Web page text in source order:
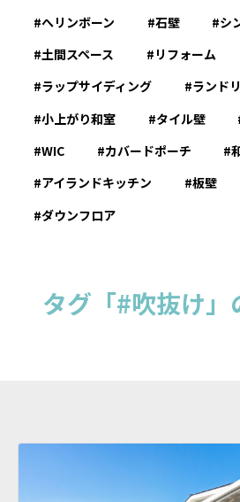
へリンボーン
石壁
シ
土間スペース
リフォーム
ラップサイディング
ランド
小上がり和室
タイル壁
WIC
カバードポーチ
アイランドキッチン
板壁
ダウンフロア
タグ「#吹抜け」